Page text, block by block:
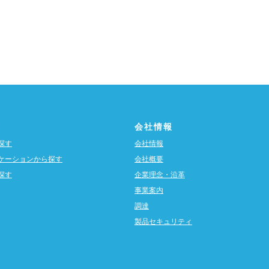
す
ーションから探す
す
会社情報
会社情報
会社概要
企業理念・沿革
事業案内
調達
製品セキュリティ